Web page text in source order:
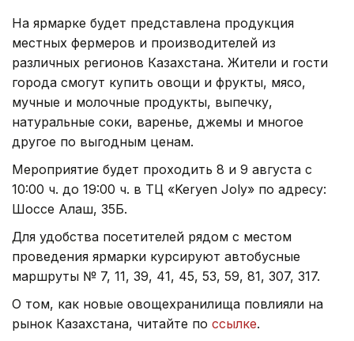
На ярмарке будет представлена продукция
местных фермеров и производителей из
различных регионов Казахстана. Жители и гости
города смогут купить овощи и фрукты, мясо,
мучные и молочные продукты, выпечку,
натуральные соки, варенье, джемы и многое
другое по выгодным ценам.
Мероприятие будет проходить 8 и 9 августа с
10:00 ч. до 19:00 ч. в ТЦ «Keryen Joly» по адресу:
Шоссе Алаш, 35Б.
Для удобства посетителей рядом с местом
проведения ярмарки курсируют автобусные
маршруты № 7, 11, 39, 41, 45, 53, 59, 81, 307, 317.
О том, как новые овощехранилища повлияли на
рынок Казахстана, читайте по ссылке.